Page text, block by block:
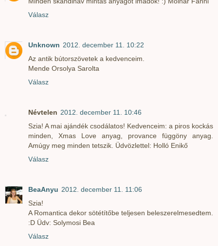
Válasz
Unknown 2012. december 11. 10:22
Az antik bútorszövetek a kedvenceim.
Mende Orsolya Sarolta
Válasz
Névtelen 2012. december 11. 10:46
Szia! A mai ajándék csodálatos! Kedvenceim: a piros kockás
minden, Xmas Love anyag, provance függöny anyag.
Amúgy meg minden tetszik. Üdvözlettel: Holló Enikő
Válasz
BeaAnyu 2012. december 11. 11:06
Szia!
A Romantica dekor sötétítőbe teljesen beleszerelmesedtem.
:D Üdv: Solymosi Bea
Válasz